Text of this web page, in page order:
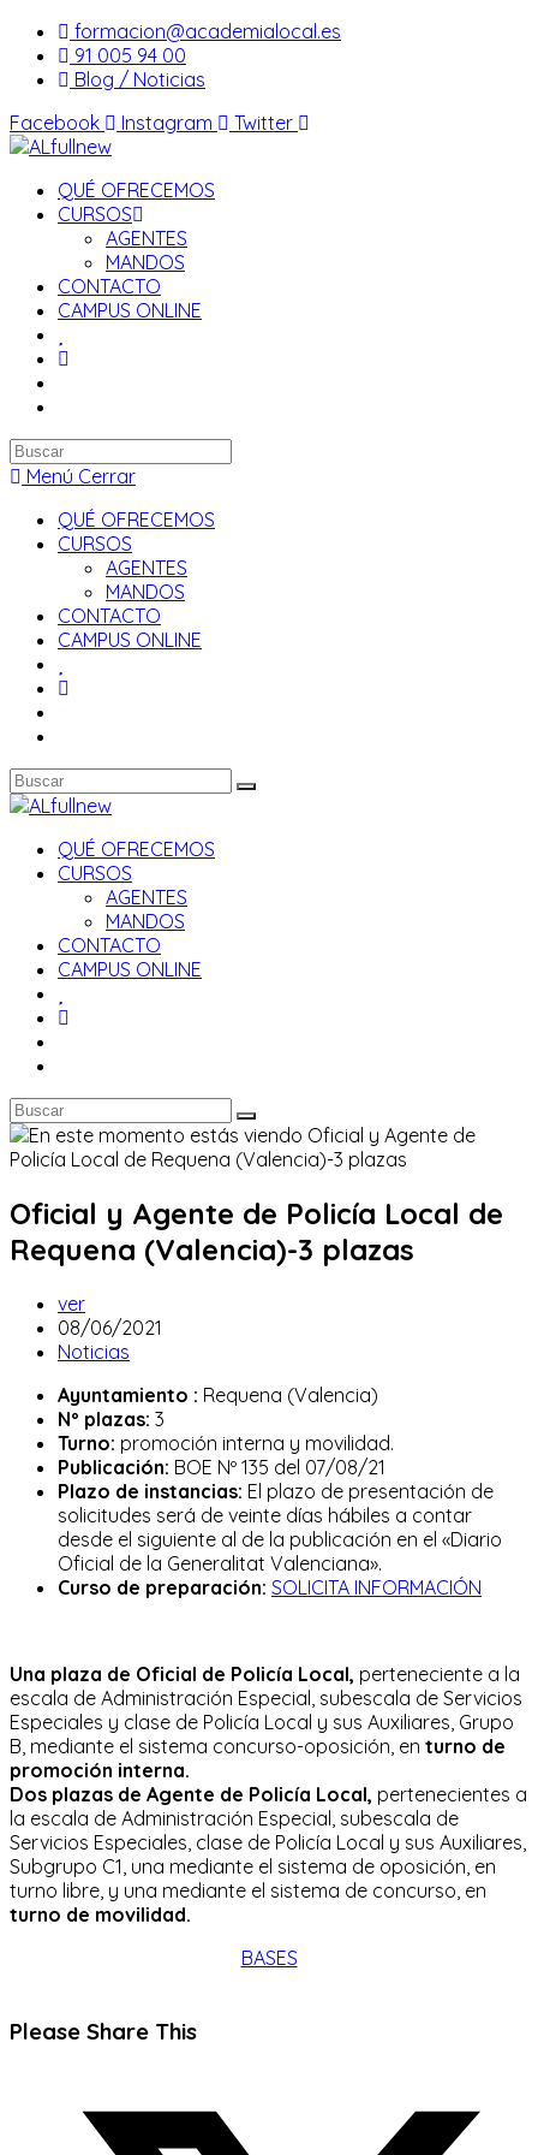
Saltar
contenido
formacion@academialocal.es
91 005 94 00
Blog / Noticias
Facebook
Instagram Twitter
QUÉ OFRECEMOS
CURSOS
AGENTES
MANDOS
CONTACTO
CAMPUS ONLINE
Buscar
en
web
Menú Cerrar
QUÉ OFRECEMOS
CURSOS
AGENTES
MANDOS
CONTACTO
CAMPUS ONLINE
QUÉ OFRECEMOS
CURSOS
AGENTES
MANDOS
CONTACTO
CAMPUS ONLINE
Oficial y Agente de Policía Local de
Requena (Valencia)-3 plazas
Autor
de
la
ver
Publicación
de
entrada:
08/06/2021
Categoría
la
entrada:
Noticias
Ayuntamiento : Requena (Valencia)
Nº plazas: 3
Turno: promoción interna y movilidad.
Publicación: BOE Nº 135 del 07/08/21
Plazo de instancias: El plazo de presentación de
solicitudes será de veinte días hábiles a contar
desde el siguiente al de la publicación en el «Diario
Oficial de la Generalitat Valenciana».
Curso de preparación: SOLICITA INFORMACIÓN
Una plaza de Oficial de Policía Local, perteneciente a la
escala de Administración Especial, subescala de Servicios
Especiales y clase de Policía Local y sus Auxiliares, Grupo
B, mediante el sistema concurso-oposición, en turno de
promoción interna.
Dos plazas de Agente de Policía Local, pertenecientes a
la escala de Administración Especial, subescala de
Servicios Especiales, clase de Policía Local y sus Auxiliares,
Subgrupo C1, una mediante el sistema de oposición, en
turno libre, y una mediante el sistema de concurso, en
turno de movilidad.
BASES
Please Share ThisCompartir